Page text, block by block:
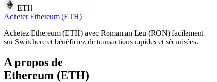
ETH
Acheter Ethereum (ETH)
Achetez Ethereum (ETH) avec Romanian Leu (RON) facilement
sur Switchere et bénéficiez de transactions rapides et sécurisées.
A propos de
Ethereum (ETH)